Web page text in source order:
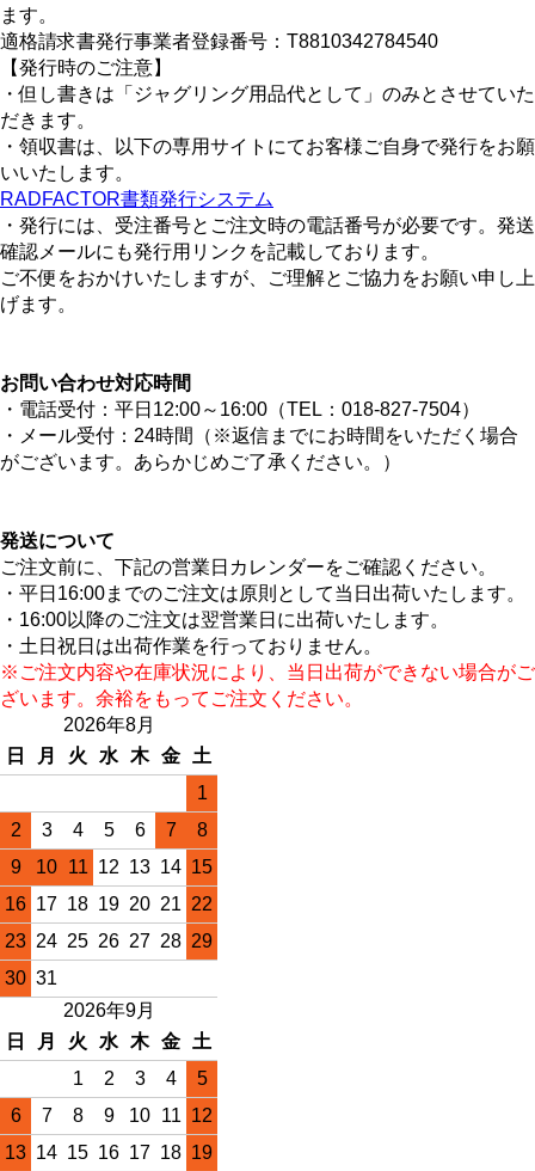
ます。
適格請求書発行事業者登録番号：T8810342784540
【発行時のご注意】
・但し書きは「ジャグリング用品代として」のみとさせていた
だきます。
・領収書は、以下の専用サイトにてお客様ご自身で発行をお願
いいたします。
RADFACTOR書類発行システム
・発行には、受注番号とご注文時の電話番号が必要です。発送
確認メールにも発行用リンクを記載しております。
ご不便をおかけいたしますが、ご理解とご協力をお願い申し上
げます。
お問い合わせ対応時間
・電話受付：平日12:00～16:00（TEL：018-827-7504）
・メール受付：24時間（※返信までにお時間をいただく場合
がございます。あらかじめご了承ください。）
発送について
ご注文前に、下記の営業日カレンダーをご確認ください。
・平日16:00までのご注文は原則として当日出荷いたします。
・16:00以降のご注文は翌営業日に出荷いたします。
・土日祝日は出荷作業を行っておりません。
※ご注文内容や在庫状況により、当日出荷ができない場合がご
ざいます。余裕をもってご注文ください。
2026年8月
日
月 火 水 木 金
土
1
2
3 4 5 6 7
8
9
10 11 12 13 14 15
16 17 18 19 20 21 22
23 24 25 26 27 28 29
30 31
2026年9月
日
月 火 水 木 金
土
1
2 3 4
5
6
7 8 9 10 11 12
13 14 15 16 17 18 19